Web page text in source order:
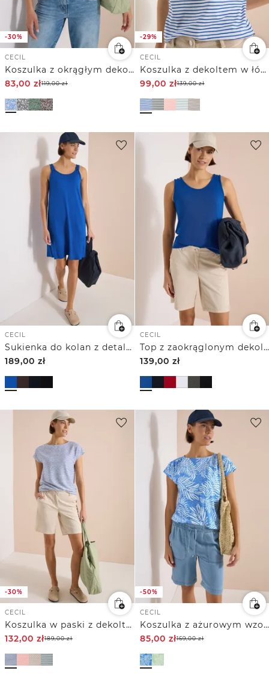
-30%
CECIL
Koszulka z okrągłym dekoltem i wzorem
83,00 zł119,00zł
-29%
CECIL
Koszulka z dekoltem w łódkę i w paski
99,00 zł139,00zł
CECIL
Sukienka do kolan z detalem węzła
189,00 zł
CECIL
Top z zaokrąglonym dekoltem w szpic i plecionym detalem
139,00 zł
-30%
CECIL
Koszulka w paski z dekoltem w łódkę
132,00 zł189,00zł
-50%
CECIL
Koszulka z ażurowym wzorem
85,00 zł169,00zł